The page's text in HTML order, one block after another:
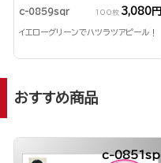
c-0859sqr 100枚 3,080円
イエローグリーンでハツラツアピール！
おすすめ商品
c-0851sp